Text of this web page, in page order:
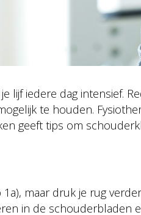
lijf iedere dag intensief.
te houden.
geeft tips om
maar druk je rug
in de schouderbladen